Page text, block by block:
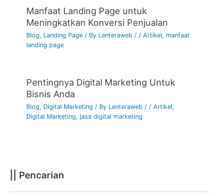
Manfaat Landing Page untuk
Meningkatkan Konversi Penjualan
Blog, Landing Page / By Lenteraweb//Artikel, manfaat
landing page
Pentingnya Digital Marketing Untuk
Bisnis Anda
Blog, Digital Marketing / By Lenteraweb//Artikel,
Digital Marketing,jasa digital marketing
|| Pencarian